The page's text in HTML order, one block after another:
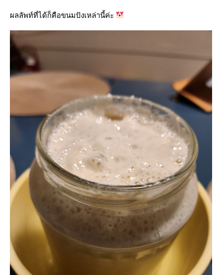
ผลลัพท์ที่ได้ก็คือขนมปังเหล่านี้ค่ะ